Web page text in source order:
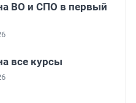
ВО и СПО в первый
все курсы